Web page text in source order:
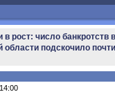
рост: число банкротств в
области подскочило